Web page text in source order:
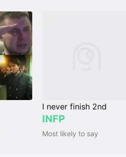
I never finish 2nd
INFP
Most likely to say